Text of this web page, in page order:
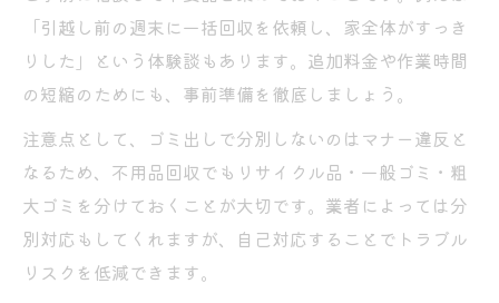
「引越し前の週末に一括回収を依頼し、家全体がすっき
りした」という体験談もあります。追加料金や作業時間
の短縮のためにも、事前準備を徹底しましょう。
注意点として、ゴミ出しで分別しないのはマナー違反と
なるため、不用品回収でもリサイクル品・一般ゴミ・粗
大ゴミを分けておくことが大切です。業者によっては分
別対応もしてくれますが、自己対応することでトラブル
リスクを低減できます。